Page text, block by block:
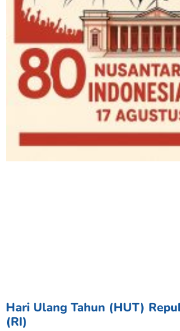
Hari Ulang Tahun (HUT)
(RI)